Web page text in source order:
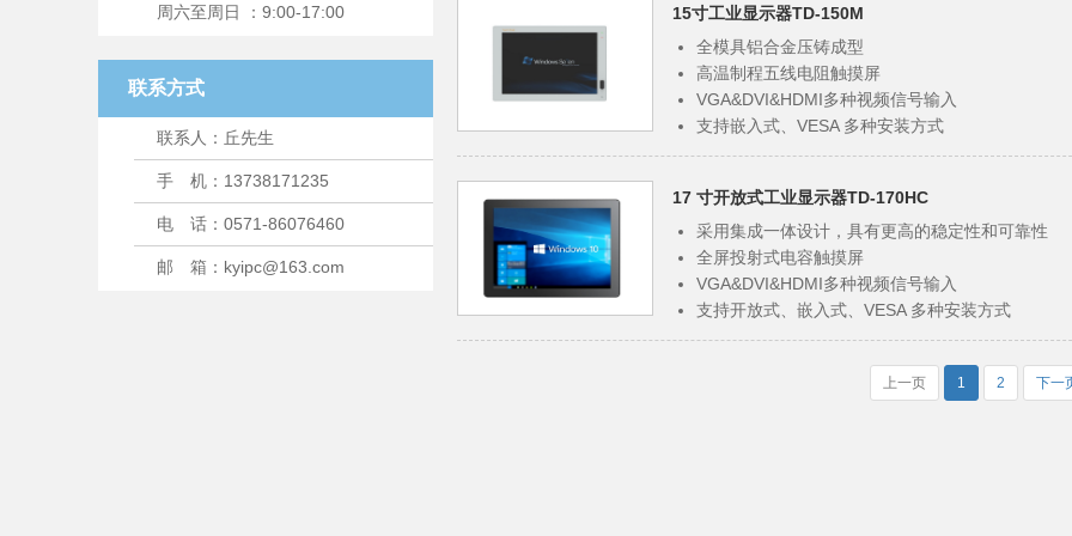
周六至周日 ：9:00-17:00
联系方式
联系人：丘先生
手 机：13738171235
电 话：0571-86076460
邮 箱：kyipc@163.com
高性价比，品质极佳
15寸工业显示器TD-150M
全模具铝合金压铸成型
高温制程五线电阻触摸屏
VGA&DVI&HDMI多种视频信号输入
支持嵌入式、VESA 多种安装方式
前置 USB 接口
高性价比，品质极佳
17 寸开放式工业显示器TD-170HC
采用集成一体设计，具有更高的稳定性和可靠性
全屏投射式电容触摸屏
VGA&DVI&HDMI多种视频信号输入
支持开放式、嵌入式、VESA 多种安装方式
纤薄机身，面板 IP65 设计
可应用于零售自助服务，自助终端以及工业自动化
上一页 1 2 下一